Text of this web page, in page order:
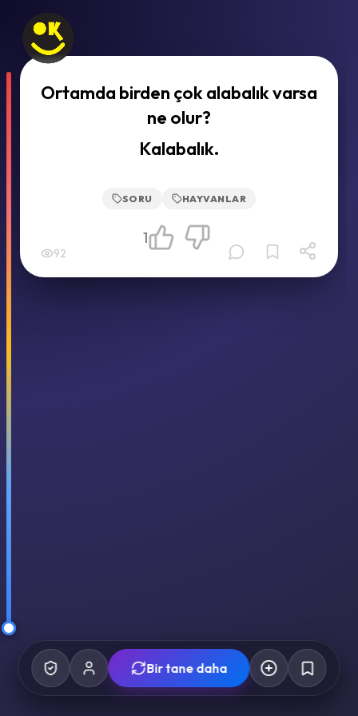
Ortamda birden çok alabalık varsa
ne olur?
Kalabalık.
SORU HAYVANLAR
92
1
Bir tane daha